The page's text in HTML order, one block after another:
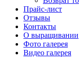
Прайс-лист
Отзывы
Контакты
О выращивании
Фото галерея
Видео галерея